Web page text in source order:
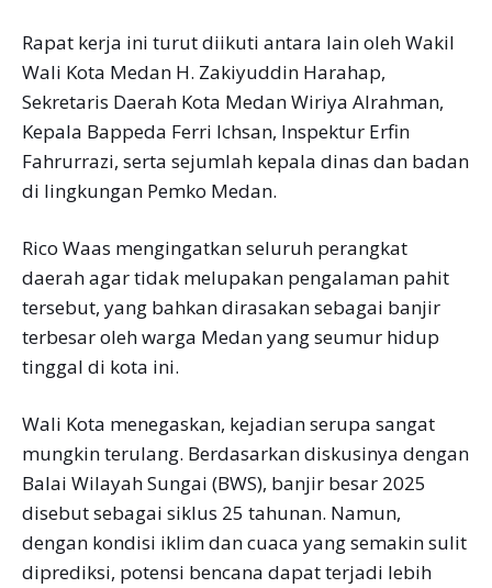
Rapat kerja ini turut diikuti antara lain oleh Wakil
Wali Kota Medan H. Zakiyuddin Harahap,
Sekretaris Daerah Kota Medan Wiriya Alrahman,
Kepala Bappeda Ferri Ichsan, Inspektur Erfin
Fahrurrazi, serta sejumlah kepala dinas dan badan
di lingkungan Pemko Medan.
Rico Waas mengingatkan seluruh perangkat
daerah agar tidak melupakan pengalaman pahit
tersebut, yang bahkan dirasakan sebagai banjir
terbesar oleh warga Medan yang seumur hidup
tinggal di kota ini.
Wali Kota menegaskan, kejadian serupa sangat
mungkin terulang. Berdasarkan diskusinya dengan
Balai Wilayah Sungai (BWS), banjir besar 2025
disebut sebagai siklus 25 tahunan. Namun,
dengan kondisi iklim dan cuaca yang semakin sulit
diprediksi, potensi bencana dapat terjadi lebih